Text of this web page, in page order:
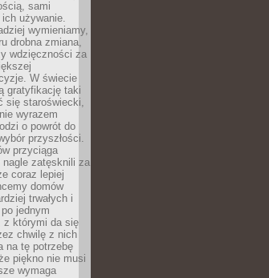
sami
używanie.
wymieniamy,
drobna zmiana,
wdzięczności za
W świecie
gratyfikację taki
się staroświecki,
wyrazem
o powrót do
przyszłości.
przyciąga
zatęsknili za
coraz lepiej
domów
trwałych i
jednym
z którymi da się
chwilę z nich
na tę potrzebę
piękno nie musi
wymaga